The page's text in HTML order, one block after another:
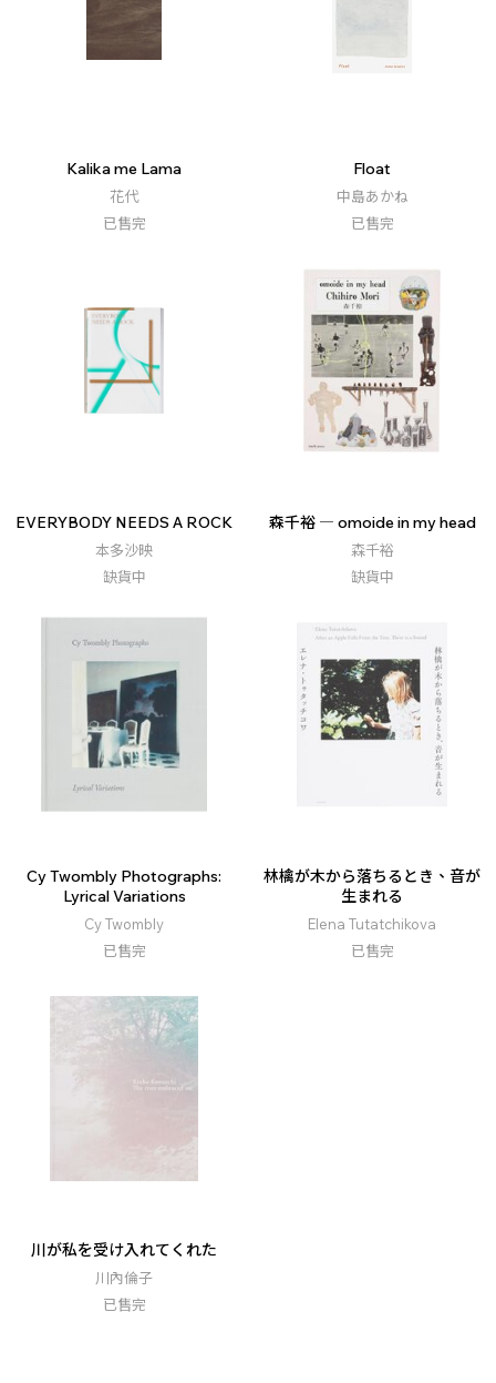
Kalika me Lama
花代
已售完
Float
中島あかね
已售完
EVERYBODY NEEDS A ROCK
本多沙映
缺貨中
森千裕 ― omoide in my head
森千裕
缺貨中
Cy Twombly Photographs:
Lyrical Variations
Cy Twombly
已售完
林檎が木から落ちるとき、音が
生まれる
Elena Tutatchikova
已售完
川が私を受け入れてくれた
川內倫子
已售完